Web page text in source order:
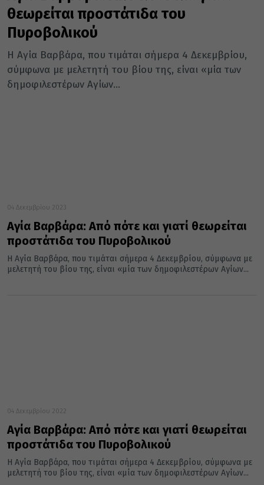
θεωρείται προστάτιδα του
Πυροβολικού
H Αγία Βαρβάρα, που τιμάται σήμερα 4 Δεκεμβρίου,
σύμφωνα με μελετητή του βίου της, είναι «μία των
δημοφιλεστέρων Aγίων...
04 Δεκεμβρίου 2023
Αγία Βαρβάρα: Από πότε και γιατί θεωρείται
προστάτιδα του Πυροβολικού
H Αγία Βαρβάρα, που τιμάται σήμερα 4 Δεκεμβρίου, σύμφωνα με
μελετητή του βίου της, είναι «μία των δημοφιλεστέρων Aγίων...
04 Δεκεμβρίου 2022
Αγία Βαρβάρα: Από πότε και γιατί θεωρείται
προστάτιδα του Πυροβολικού
H Αγία Βαρβάρα, που τιμάται σήμερα 4 Δεκεμβρίου, σύμφωνα με
μελετητή του βίου της, είναι «μία των δημοφιλεστέρων Aγίων...